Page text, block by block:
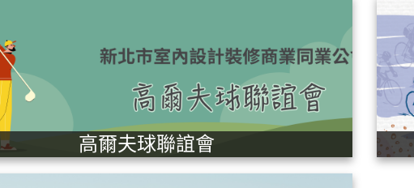
高爾夫球聯誼會